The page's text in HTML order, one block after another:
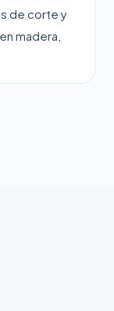
de corte y
madera,